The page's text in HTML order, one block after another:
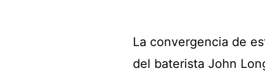
La convergencia de
del baterista John